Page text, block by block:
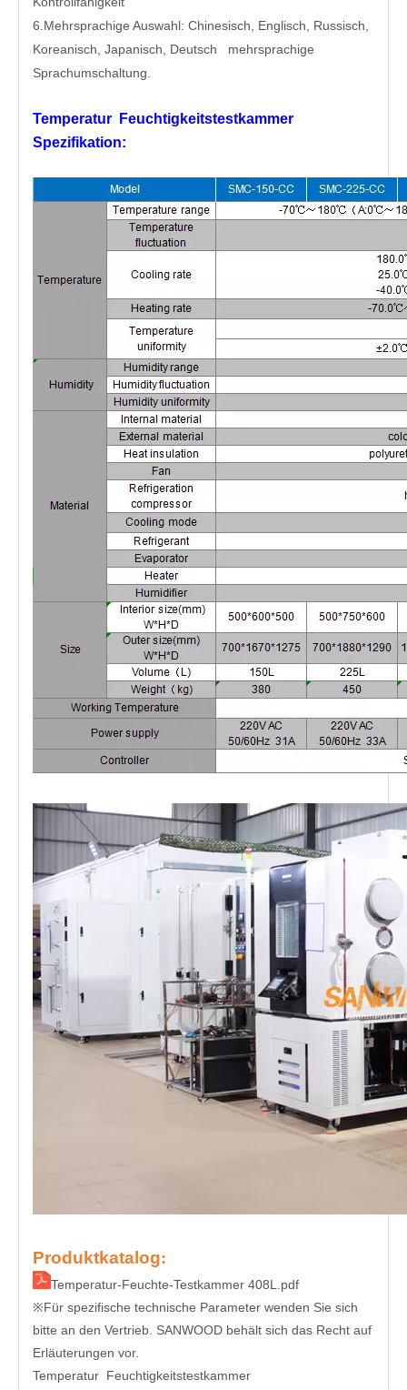
6.Mehrsprachige Auswahl: Chinesisch, Englisch, Russisch,
Koreanisch, Japanisch, Deutsch mehrsprachige
Sprachumschaltung.
Temperatur Feuchtigkeitstestkammer
Spezifikation:
Produktkatalog:
Temperatur-Feuchte-Testkammer 408L.pdf
※Für spezifische technische Parameter wenden Sie sich
bitte an den Vertrieb. SANWOOD behält sich das Recht auf
Erläuterungen vor.
Temperatur Feuchtigkeitstestkammer